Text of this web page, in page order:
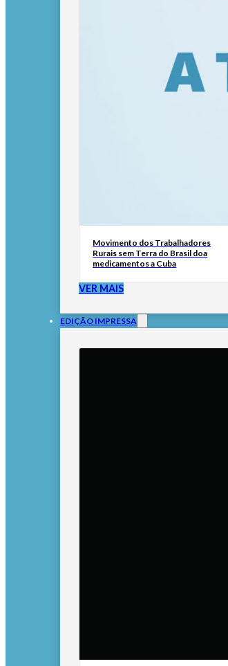
Movimento dos Trabalhadores
Rurais sem Terra do Brasil doa
medicamentos a Cuba
VER MAIS
EDIÇÃO IMPRESSA